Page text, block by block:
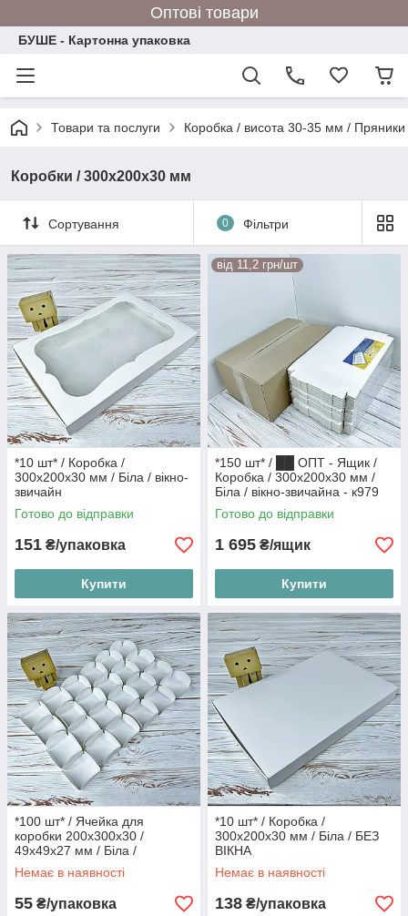
Оптові товари
БУШЕ - Картонна упаковка
Товари та послуги Коробка / висота 30-35 мм /
Коробки / 300х200х30 мм
Сортування 0 Фільтри
*10 шт* / Коробка /
300х200х30 мм / Біла / вікно-
звичайн
Готово до відправки
151 ₴/упаковка
Купити
від 11,2 грн/шт
*150 шт* / ██ ОПТ - Ящик /
Коробка / 300х200х30 мм /
Біла / вікно-звичайна - к979
Готово до відправки
1 695 ₴/ящик
Купити
*100 шт* / Ячейка для
коробки 200х300х30 /
49х49х27 мм / Біла /
Молочна
Немає в наявності
55 ₴/упаковка
*10 шт* / Коробка /
300х200х30 мм / Біла / БЕЗ
ВІКНА
Немає в наявності
138 ₴/упаковка